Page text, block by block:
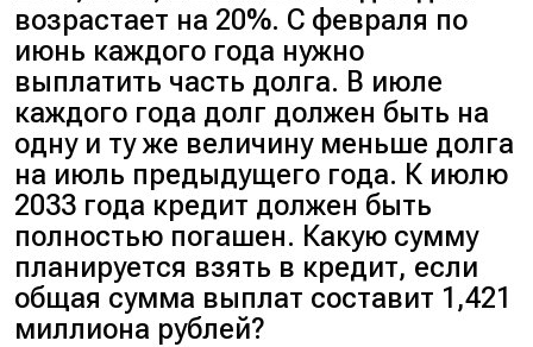
возрастает на 20%. С февраля по
июнь каждого года нужно
выплатить часть долга. В июле
каждого года долг должен быть на
одну и ту же величину меньше долга
на июль предыдущего года. К июлю
2033 года кредит должен быть
полностью погашен. Какую сумму
планируется взять в кредит, если
общая сумма выплат составит 1,421
миллиона рублей?